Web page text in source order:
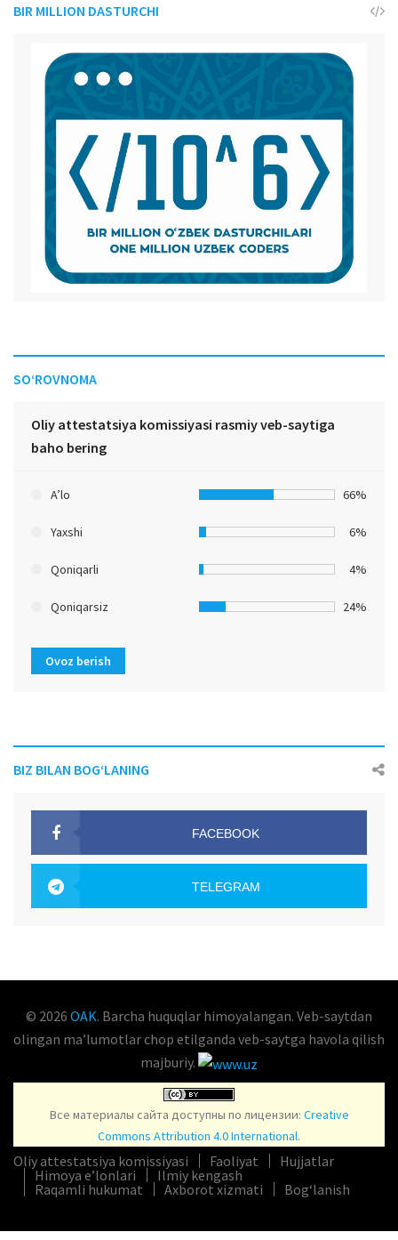
BIR MILLION DASTURCHI
SO‘ROVNOMA
Oliy attestatsiya komissiyasi rasmiy veb-saytiga
baho bering
A’lo 66%
Yaxshi 6%
Qoniqarli 4%
Qoniqarsiz 24%
Ovoz berish
BIZ BILAN BOG‘LANING
FACEBOOK
TELEGRAM
© 2026 OAK. Barcha huquqlar himoyalangan. Veb-saytdan
olingan maʼlumotlar chop etilganda veb-saytga havola qilish
majburiy.
Все материалы сайта доступны по лицензии: Creative
Commons Attribution 4.0 International.
Oliy attestatsiya komissiyasi Faoliyat
Hujjatlar
Himoya e’lonlari
Ilmiy kengash
Raqamli hukumat
Axborot xizmati Bog‘lanish